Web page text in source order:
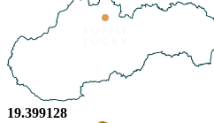
19.399128